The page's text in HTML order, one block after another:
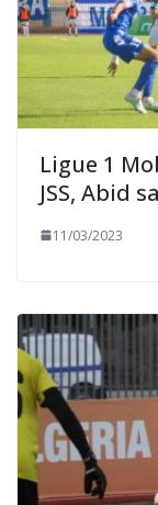
Ligue 1
JSS, Abid
11/03/2023